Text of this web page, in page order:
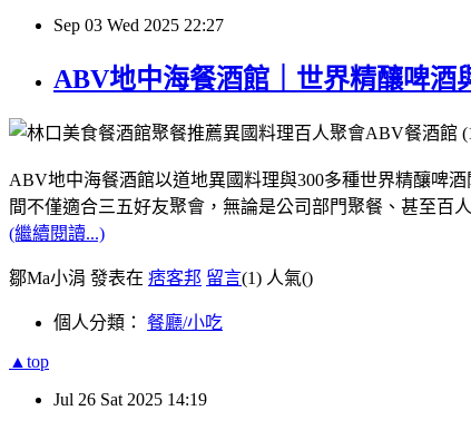
Sep 03 Wed 2025 22:27
ABV地中海餐酒館｜世界精釀啤酒
ABV地中海餐酒館以道地異國料理與300多種世界精釀啤
間不僅適合三五好友聚會，無論是公司部門聚餐、甚至百
(繼續閱讀...)
鄒Ma小涓 發表在 痞客邦 留言(1) 人氣()
個人分類： 餐廳/小吃
▲top
Jul 26 Sat 2025 14:19